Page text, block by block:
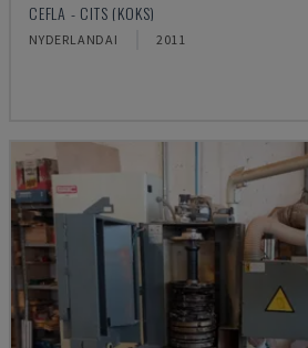
CEFLA - CITS (KOKS)
NYDERLANDAI 2011